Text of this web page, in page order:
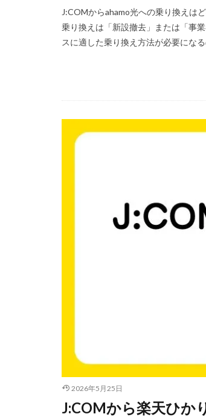
J:COMからahamo光への乗り換えは
乗り換えは「新設撤去」または「事
スに適した乗り換え方法が必要にな
2026年5月25日
J:COMから楽天ひか